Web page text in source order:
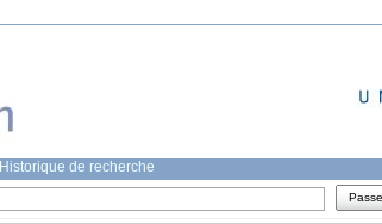
Historique de recherche